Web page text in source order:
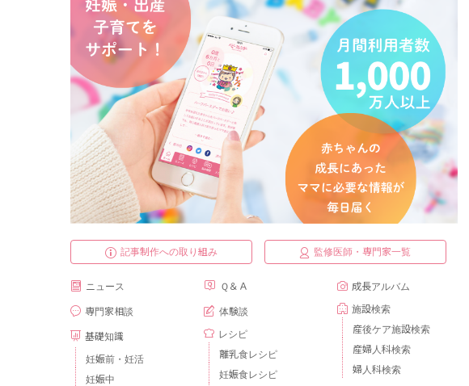
記事制作への取り組み 監修医師・専門家一覧
ニュース
専門家相談
基礎知識
妊娠前・妊活
妊娠中
Ｑ＆Ａ
体験談
レシピ
離乳食レシピ
妊娠食レシピ
成長アルバム
施設検索
産後ケア施設検索
産婦人科検索
婦人科検索